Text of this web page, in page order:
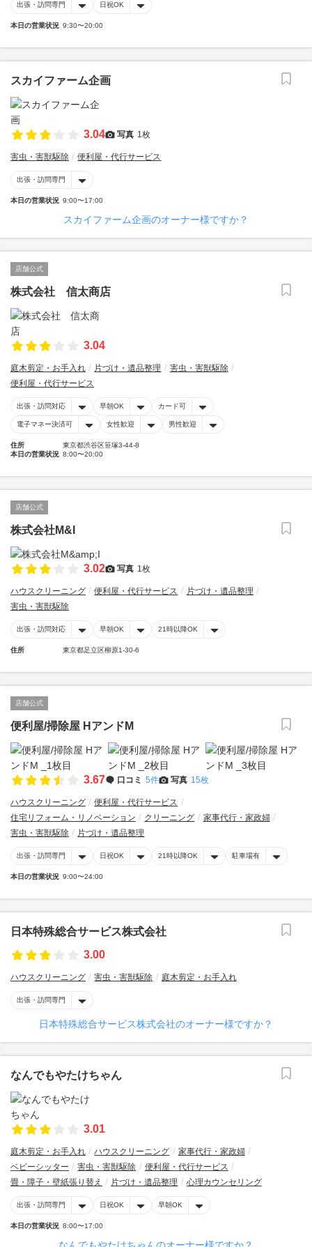
出張・訪問専門 日祝OK
本日の営業状況 9:30〜20:00
スカイファーム企画
3.04 写真 1枚
害虫・害獣駆除 便利屋・代行サービス
出張・訪問専門
本日の営業状況 9:00〜17:00
スカイファーム企画のオーナー様ですか？
店舗公式
株式会社 信太商店
3.04
庭木剪定・お手入れ 片づけ・遺品整理
害虫・害獣駆除
便利屋・代行サービス
出張・訪問対応 早朝OK カード可
電子マネー決済可 女性歓迎 男性歓迎
住所
東京都渋谷区笹塚3-44-8
本日の営業状況 8:00〜20:00
店舗公式
株式会社M&I
3.02 写真 1枚
ハウスクリーニング 便利屋・代行サービス
片づけ・遺品整理
害虫・害獣駆除
出張・訪問対応 早朝OK 21時以降OK
住所 東京都足立区柳原1-30-6
店舗公式
便利屋/掃除屋 HアンドM
3.67 口コミ 5件 写真 15枚
ハウスクリーニング
便利屋・代行サービス
住宅リフォーム・リノベーション
クリーニング
家事代行・家政婦
害虫・害獣駆除
片づけ・遺品整理
出張・訪問専門 日祝OK 21時以降OK 駐車場有
本日の営業状況 9:00〜24:00
日本特殊総合サービス株式会社
3.00
ハウスクリーニング 害虫・害獣駆除 庭木剪定・お手入れ
出張・訪問専門
日本特殊総合サービス株式会社のオーナー様ですか？
なんでもやたけちゃん
3.01
庭木剪定・お手入れ ハウスクリーニング
家事代行・家政婦
ベビーシッター
害虫・害獣駆除
便利屋・代行サービス
畳・障子・壁紙張り替え
片づけ・遺品整理 心理カウンセリング
出張・訪問専門 日祝OK 早朝OK
本日の営業状況 8:00〜17:00